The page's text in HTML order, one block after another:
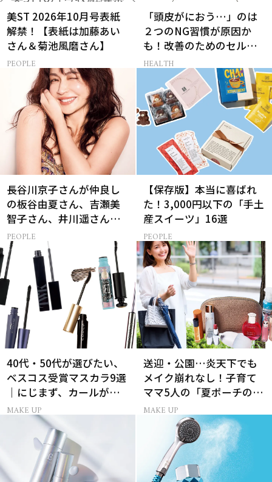
美ST 2026年10月号表紙
解禁！【表紙は加藤あい
さん＆菊池風磨さん】
PEOPLE
「頭皮がにおう…」のは
２つのNG習慣が原因か
も！改善のためのセルフ
ケア【医師監修】
HEALTH
長谷川京子さんが仲良し
の板谷由夏さん、吉瀬美
智子さん、井川遥さんと
集まる理由は…
PEOPLE
【保存版】本当に喜ばれ
た！3,000円以下の「手土
産スイーツ」16選
PEOPLE
40代・50代が選びたい、
ベスコス受賞マスカラ9選
｜にじまず、カールが続
く名品
MAKE UP
送迎・公園…炎天下でも
メイク崩れなし！子育て
ママ5人の「夏ポーチの中
身」
MAKE UP